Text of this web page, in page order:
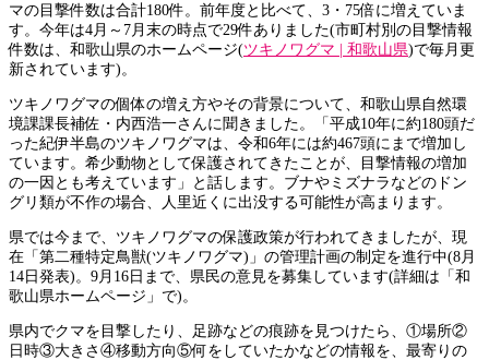
マの目撃件数は合計180件。前年度と比べて、3・75倍に増えていま
す。今年は4月～7月末の時点で29件ありました(市町村別の目撃情報
件数は、和歌山県のホームページ(ツキノワグマ | 和歌山県)で毎月更
新されています)。
ツキノワグマの個体の増え方やその背景について、和歌山県自然環
境課課長補佐・内西浩一さんに聞きました。「平成10年に約180頭だ
った紀伊半島のツキノワグマは、令和6年には約467頭にまで増加し
ています。希少動物として保護されてきたことが、目撃情報の増加
の一因とも考えています」と話します。ブナやミズナラなどのドン
グリ類が不作の場合、人里近くに出没する可能性が高まります。
県では今まで、ツキノワグマの保護政策が行われてきましたが、現
在「第二種特定鳥獣(ツキノワグマ)」の管理計画の制定を進行中(8月
14日発表)。9月16日まで、県民の意見を募集しています(詳細は「和
歌山県ホームページ」で)。
県内でクマを目撃したり、足跡などの痕跡を見つけたら、①場所②
日時③大きさ④移動方向⑤何をしていたかなどの情報を、最寄りの